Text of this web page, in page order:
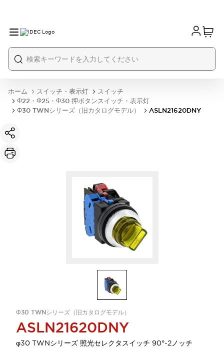
ホーム スイッチ・表示灯
スイッチ
Φ22・Φ25・Φ30 押ボタンスイッチ・表示灯
Φ30 TWNシリーズ（旧カタログモデル）
ASLN21620DNY
Φ30 TWNシリーズ（旧カタログモデル）
ASLN21620DNY
φ30 TWNシリーズ 照光セレクタスイッチ 90°-2ノッチ